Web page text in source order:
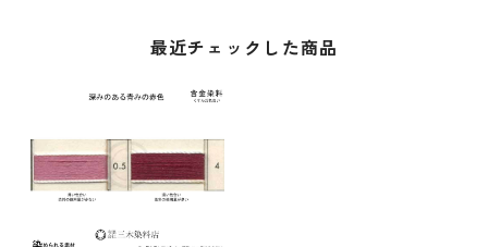
最近チェックした商品